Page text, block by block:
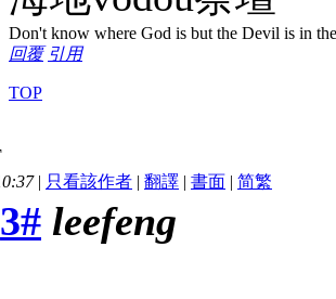
Don't know where God is but the Devil is in
回覆 引用
TOP
| 只看該作者 | 翻譯 | 書面 | 简繁
3# leefeng